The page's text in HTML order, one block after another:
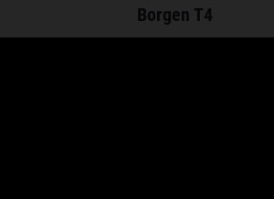
Borgen T4